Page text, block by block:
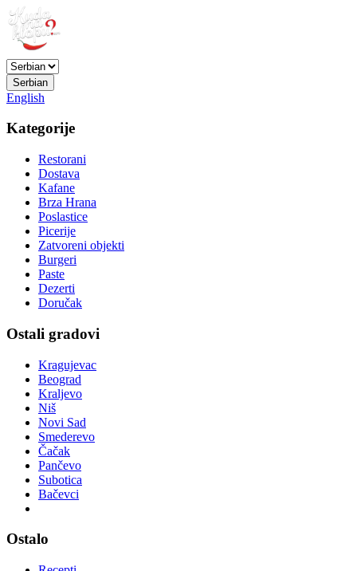
Serbian
English
Kategorije
Restorani
Dostava
Kafane
Brza Hrana
Poslastice
Picerije
Zatvoreni objekti
Burgeri
Paste
Dezerti
Doručak
Ostali gradovi
Kragujevac
Beograd
Kraljevo
Niš
Novi Sad
Smederevo
Čačak
Pančevo
Subotica
Bačevci
Ostalo